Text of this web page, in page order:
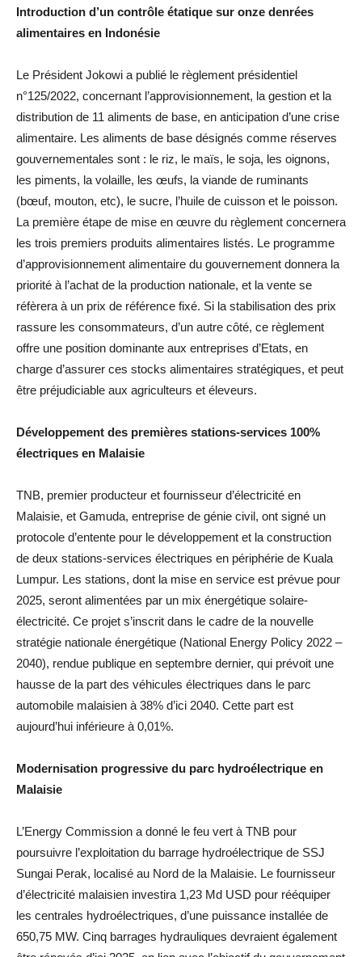
Introduction d’un contrôle étatique sur onze denrées
alimentaires en Indonésie
Le Président Jokowi a publié le règlement présidentiel
n°125/2022, concernant l’approvisionnement, la gestion et la
distribution de 11 aliments de base, en anticipation d’une crise
alimentaire. Les aliments de base désignés comme réserves
gouvernementales sont : le riz, le maïs, le soja, les oignons,
les piments, la volaille, les œufs, la viande de ruminants
(bœuf, mouton, etc), le sucre, l’huile de cuisson et le poisson.
La première étape de mise en œuvre du règlement concernera
les trois premiers produits alimentaires listés. Le programme
d’approvisionnement alimentaire du gouvernement donnera la
priorité à l’achat de la production nationale, et la vente se
réfèrera à un prix de référence fixé. Si la stabilisation des prix
rassure les consommateurs, d’un autre côté, ce règlement
offre une position dominante aux entreprises d’Etats, en
charge d’assurer ces stocks alimentaires stratégiques, et peut
être préjudiciable aux agriculteurs et éleveurs.
Développement des premières stations-services 100%
électriques en Malaisie
TNB, premier producteur et fournisseur d’électricité en
Malaisie, et Gamuda, entreprise de génie civil, ont signé un
protocole d’entente pour le développement et la construction
de deux stations-services électriques en périphérie de Kuala
Lumpur. Les stations, dont la mise en service est prévue pour
2025, seront alimentées par un mix énergétique solaire-
électricité. Ce projet s’inscrit dans le cadre de la nouvelle
stratégie nationale énergétique (National Energy Policy 2022 –
2040), rendue publique en septembre dernier, qui prévoit une
hausse de la part des véhicules électriques dans le parc
automobile malaisien à 38% d’ici 2040. Cette part est
aujourd’hui inférieure à 0,01%.
Modernisation progressive du parc hydroélectrique en
Malaisie
L’Energy Commission a donné le feu vert à TNB pour
poursuivre l’exploitation du barrage hydroélectrique de SSJ
Sungai Perak, localisé au Nord de la Malaisie. Le fournisseur
d’électricité malaisien investira 1,23 Md USD pour rééquiper
les centrales hydroélectriques, d’une puissance installée de
650,75 MW. Cinq barrages hydrauliques devraient également